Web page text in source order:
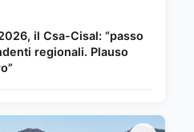
il Csa-Cisal: “passo
regionali. Plauso